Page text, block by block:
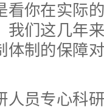
看你在实际
我们这几年
体制的保障
员专心科研